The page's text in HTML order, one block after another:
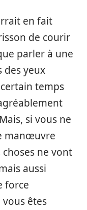
en fait
de courir
parler à une
des yeux
temps
si vous ne
manœuvre
ne vont
aussi
force
êtes